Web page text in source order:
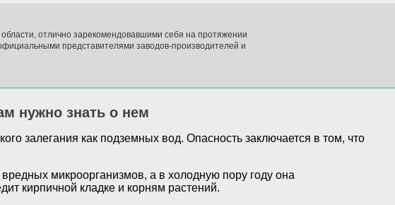
отлично зарекомендовавшими себя на протяжении
представителями заводов-производителей и
нужно знать о нем
залегания как подземных вод. Опасность заключается в том, что
микроорганизмов, а в холодную пору году она
кирпичной кладке и корням растений.